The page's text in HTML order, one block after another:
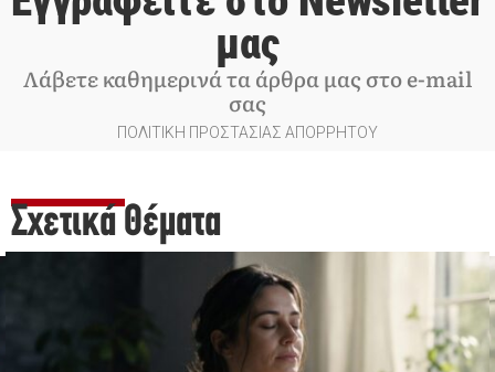
μας
Λάβετε καθημερινά τα άρθρα μας στο e-mail
σας
ΠΟΛΙΤΙΚΗ ΠΡΟΣΤΑΣΙΑΣ ΑΠΟΡΡΗΤΟΥ
Σχετικά Θέματα